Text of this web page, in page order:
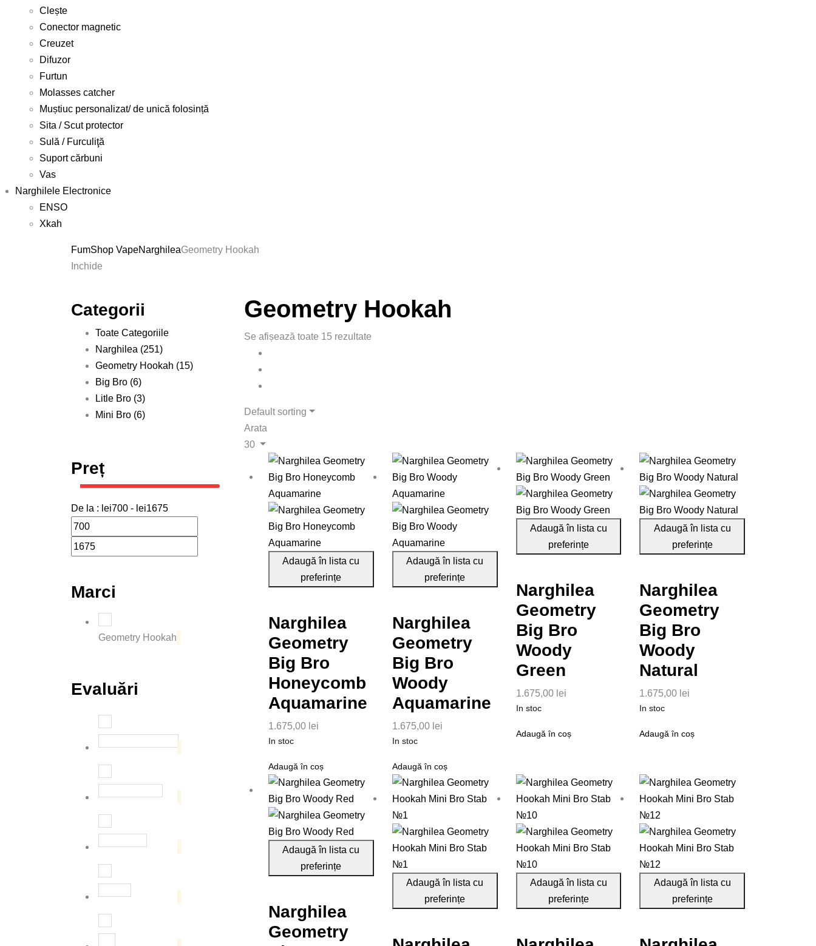
Clește
Conector magnetic
Creuzet
Difuzor
Furtun
Molasses catcher
Muștiuc personalizat/ de unică folosință
Sita / Scut protector
Sulă / Furculiţă
Suport cărbuni
Vas
Narghilele Electronice
ENSO
Xkah
FumShop VapeNarghileaGeometry Hookah
Inchide
Categorii
Toate Categoriile
Narghilea (251)
Geometry Hookah (15)
Big Bro (6)
Litle Bro (3)
Mini Bro (6)
Preț
De la : lei700 - lei1675
Marci
Geometry Hookah
Evaluări
Evaluat la
Evaluat la
Evaluat la
2
din 5
Geometry Hookah
Se afișează toate 15 rezultate
Default sorting
Arata
30
Adaugă în lista cu
preferințe
Narghilea
Geometry
Big Bro
Honeycomb
Aquamarine
1.675,00 lei
In stoc
Adaugă în coș
Adaugă în lista cu
preferințe
Narghilea
Geometry
Big Bro
Woody
Aquamarine
1.675,00 lei
In stoc
Adaugă în coș
Adaugă în lista cu
preferințe
Narghilea
Geometry
Big Bro
Woody
Green
1.675,00 lei
In stoc
Adaugă în coș
Adaugă în lista cu
preferințe
Narghilea
Geometry
Big Bro
Woody
Natural
1.675,00 lei
In stoc
Adaugă în coș
Adaugă în lista cu
preferințe
Narghilea
Geometry
Adaugă în lista cu
preferințe
Adaugă în lista cu
preferințe
Adaugă în lista cu
preferințe